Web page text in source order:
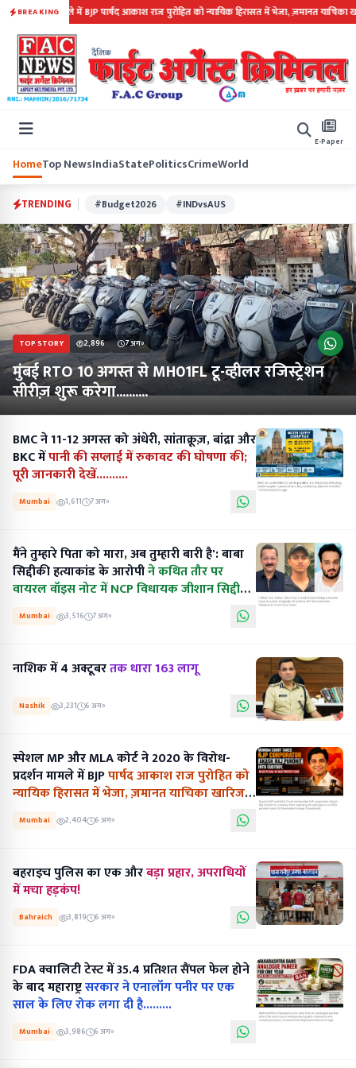
BREAKING
मामले में BJP पार्षद आकाश राज पुरोहित को न्यायिक हिरासत में भेजा, ज़मानत याचिका
E-Paper
HomeTop NewsIndiaStatePoliticsCrimeWorld
TRENDING #Budget2026 #INDvsAUS
TOP STORY 2,896 7 अग॰
मुंबई RTO 10 अगस्त से MH01FL टू-व्हीलर रजिस्ट्रेशन
सीरीज़ शुरू करेगा..........
BMC ने 11-12 अगस्त को अंधेरी, सांताक्रूज़, बांद्रा और
BKC मेंपानी की सप्लाई में रुकावट की घोषणा की;
पूरी जानकारी देखें..........
Mumbai 1,611 7 अग॰
मैंने तुम्हारे पिता को मारा, अब तुम्हारी बारी है': बाबा
सिद्दीकी हत्याकांड के आरोपीने कथित तौर पर
वायरल वॉइस नोट में NCP विधायक जीशान सिद्दीकी
Mumbai 3,516 7 अग॰
नाशिक में 4 अक्टूबरतक धारा 163 लागू
Nashik 3,231 6 अग॰
स्पेशल MP और MLA कोर्ट ने 2020 के विरोध-
प्रदर्शन मामले में BJPपार्षद आकाश राज पुरोहित को
न्यायिक हिरासत में भेजा, ज़मानत याचिका खारिज
Mumbai 2,404 6 अग॰
बहराइच पुलिस का एक औरबड़ा प्रहार, अपराधियों
में मचा हड़कंप!
Bahraich 3,819 6 अग॰
FDA क्वालिटी टेस्ट में 35.4 प्रतिशत सैंपल फेल होने
के बाद महाराष्ट्रसरकार ने एनालॉग पनीर पर एक
साल के लिए रोक लगा दी है.........
Mumbai 3,986 6 अग॰